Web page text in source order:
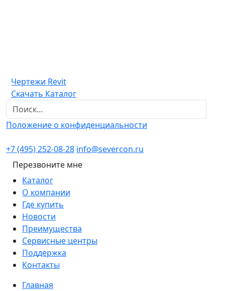
Чертежи Revit
Скачать Каталог
Положение о конфиденциальности
+7 (495) 252-08-28 info@severcon.ru
Перезвоните мне
Каталог
О компании
Где купить
Новости
Преимущества
Сервисные центры
Поддержка
Контакты
Главная